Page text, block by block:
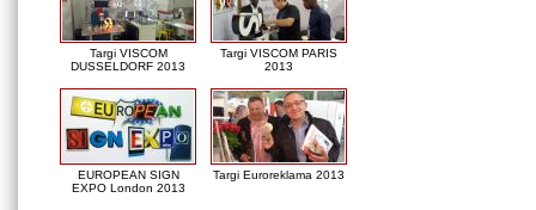
Targi VISCOM
DUSSELDORF 2013
Targi VISCOM PARIS
2013
EUROPEAN SIGN
EXPO London 2013
Targi Euroreklama 2013